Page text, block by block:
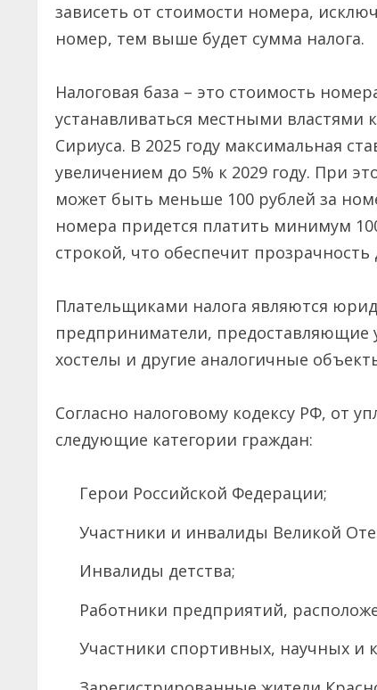
зависеть от стоимости номера,
номер, тем выше будет сумма налога.
Налоговая база – это стоимость
устанавливаться местными властями
Сириуса. В 2025 году максимальная
увеличением до 5% к 2029 году. При
может быть меньше 100 рублей за
номера придется платить минимум
строкой, что обеспечит
Плательщиками налога являются
предприниматели, предоставляющие
хостелы и другие аналогичные
Согласно налоговому кодексу РФ, от
следующие категории граждан:
Герои Российской Федерации;
Участники и инвалиды Великой
Инвалиды детства;
Работники предприятий,
Участники спортивных, научных и